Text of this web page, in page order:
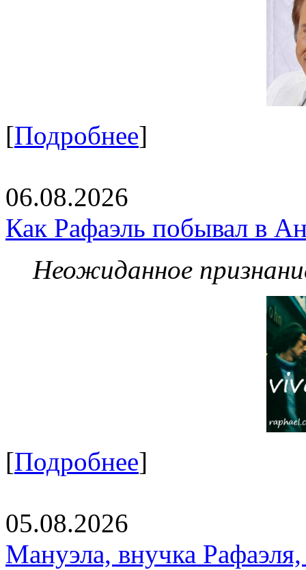
[Подробнее]
06.08.2026
Как Рафаэль побывал в
Неожиданное
[Подробнее]
05.08.2026
Мануэла, внучка